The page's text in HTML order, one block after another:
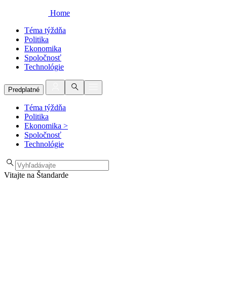
Home
Téma týždňa
Politika
Ekonomika
Spoločnosť
Technológie
Predplatné
Téma týždňa
Politika
Ekonomika >
Spoločnosť
Technológie
Vitajte na Štandarde